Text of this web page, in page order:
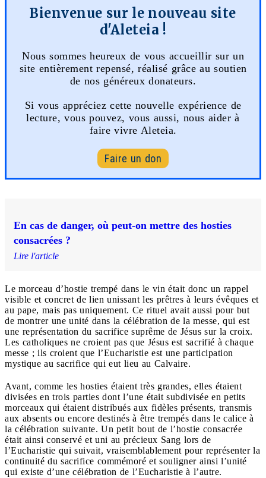
Bienvenue sur le nouveau site
d'Aleteia !
Nous sommes heureux de vous accueillir sur un
site entièrement repensé, réalisé grâce au soutien
de nos généreux donateurs.
Si vous appréciez cette nouvelle expérience de
lecture, vous pouvez, vous aussi, nous aider à
faire vivre Aleteia.
Faire un don
En cas de danger, où peut-on mettre des hosties
consacrées ?
Lire l'article
Le morceau d’hostie trempé dans le vin était donc un rappel
visible et concret de lien unissant les prêtres à leurs évêques et
au pape, mais pas uniquement. Ce rituel avait aussi pour but
de montrer une unité dans la célébration de la messe, qui est
une représentation du sacrifice suprême de Jésus sur la croix.
Les catholiques ne croient pas que Jésus est sacrifié à chaque
messe ; ils croient que l’Eucharistie est une participation
mystique au sacrifice qui eut lieu au Calvaire.
Avant, comme les hosties étaient très grandes, elles étaient
divisées en trois parties dont l’une était subdivisée en petits
morceaux qui étaient distribués aux fidèles présents, transmis
aux absents ou encore destinés à être trempés dans le calice à
la célébration suivante. Un petit bout de l’hostie consacrée
était ainsi conservé et uni au précieux Sang lors de
l’Eucharistie qui suivait, vraisemblablement pour représenter la
continuité du sacrifice commémoré et souligner ainsi l’unité
qui existe d’une célébration de l’Eucharistie à l’autre.